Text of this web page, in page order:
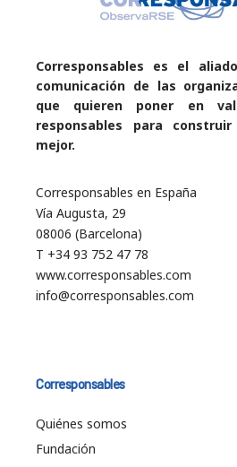
Corresponsables es el
comunicación de las
que quieren poner en
responsables para
mejor.
Corresponsables en España
Vía Augusta, 29
08006 (Barcelona)
T +34 93 752 47 78
www.corresponsables.com
info@corresponsables.com
Corresponsables
Quiénes somos
Fundación